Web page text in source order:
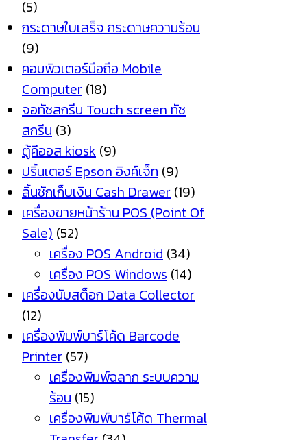
(5)
กระดาษใบเสร็จ กระดาษความร้อน
(9)
คอมพิวเตอร์มือถือ Mobile
Computer (18)
จอทัชสกรีน Touch screen ทัช
สกรีน (3)
ตู้คีออส kiosk (9)
ปริ้นเตอร์ Epson อิงค์เจ็ท (9)
ลิ้นชักเก็บเงิน Cash Drawer (19)
เครื่องขายหน้าร้าน POS (Point Of
Sale) (52)
เครื่อง POS Android (34)
เครื่อง POS Windows (14)
เครื่องนับสต็อก Data Collector
(12)
เครื่องพิมพ์บาร์โค้ด Barcode
Printer (57)
เครื่องพิมพ์ฉลาก ระบบความ
ร้อน (15)
เครื่องพิมพ์บาร์โค้ด Thermal